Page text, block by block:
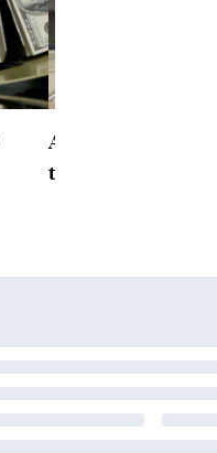
ABD'de konut
toparlandı